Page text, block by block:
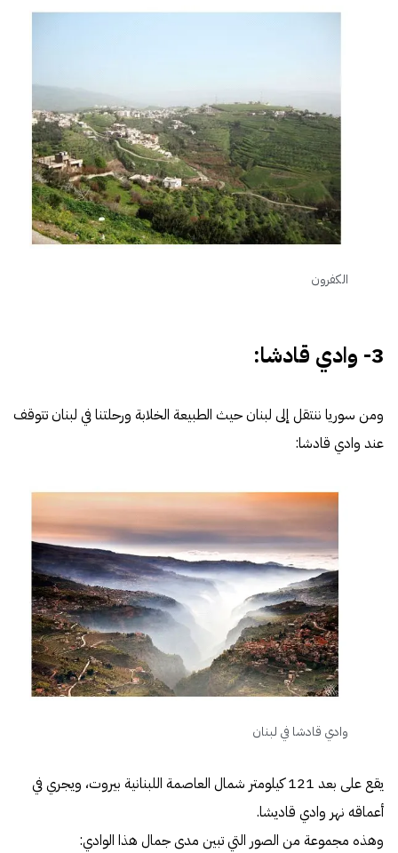
الكفرون
3- وادي قادشا:
ومن سوريا ننتقل إلى لبنان حيث الطبيعة الخلابة ورحلتنا في لبنان تتوقف
عند وادي قادشا:
وادي قادشا في لبنان
يقع على بعد 121 كيلومتر شمال العاصمة اللبنانية بيروت، ويجري في
أعماقه نهر وادي قاديشا.
وهذه مجموعة من الصور التي تبين مدى جمال هذا الوادي: